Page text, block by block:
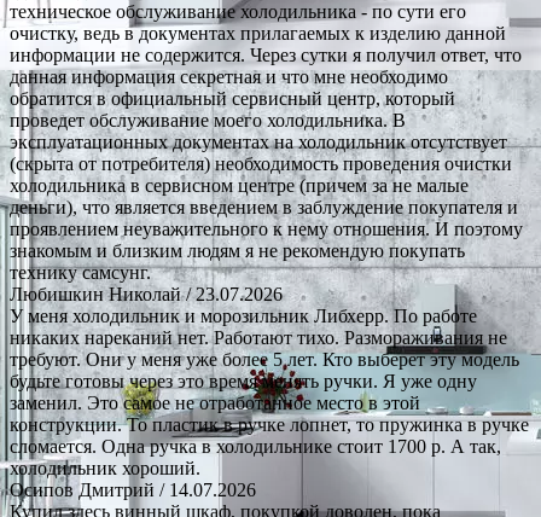
техническое обслуживание холодильника - по сути его
очистку, ведь в документах прилагаемых к изделию данной
информации не содержится. Через сутки я получил ответ, что
данная информация секретная и что мне необходимо
обратится в официальный сервисный центр, который
проведет обслуживание моего холодильника. В
эксплуатационных документах на холодильник отсутствует
(скрыта от потребителя) необходимость проведения очистки
холодильника в сервисном центре (причем за не малые
деньги), что является введением в заблуждение покупателя и
проявлением неуважительного к нему отношения. И поэтому
знакомым и близким людям я не рекомендую покупать
технику самсунг.
Любишкин Николай/ 23.07.2026
У меня холодильник и морозильник Либхерр. По работе
никаких нареканий нет. Работают тихо. Размораживания не
требуют. Они у меня уже более 5 лет. Кто выберет эту модель
будьте готовы через это время менять ручки. Я уже одну
заменил. Это самое не отработанное место в этой
конструкции. То пластик в ручке лопнет, то пружинка в ручке
сломается. Одна ручка в холодильнике стоит 1700 р. А так,
холодильник хороший.
Осипов Дмитрий / 14.07.2026
Купил здесь винный шкаф, покупкой доволен, пока